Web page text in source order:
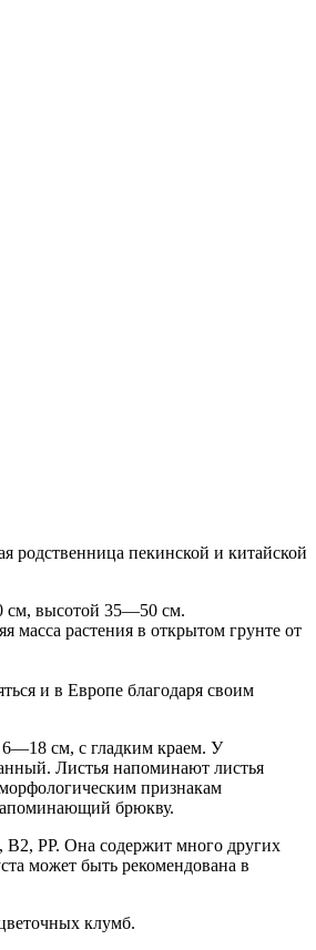
родственница пекинской и китайской
см, высотой 35—50 см.
масса растения в открытом грунте от
и в Европе благодаря своим
см, с гладким краем. У
Листья напоминают листья
признакам
брюкву.
В2, PP. Она содержит много других
может быть рекомендована в
клумб.